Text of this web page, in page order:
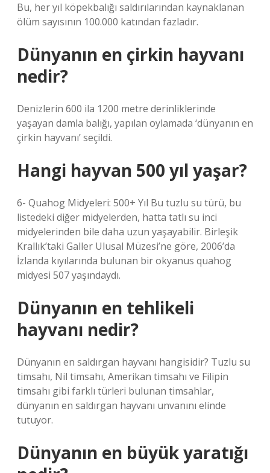
Bu, her yıl köpekbalığı saldırılarından kaynaklanan
ölüm sayısının 100.000 katından fazladır.
Dünyanın en çirkin hayvanı
nedir?
Denizlerin 600 ila 1200 metre derinliklerinde
yaşayan damla balığı, yapılan oylamada ‘dünyanın en
çirkin hayvanı’ seçildi.
Hangi hayvan 500 yıl yaşar?
6- Quahog Midyeleri: 500+ Yıl Bu tuzlu su türü, bu
listedeki diğer midyelerden, hatta tatlı su inci
midyelerinden bile daha uzun yaşayabilir. Birleşik
Krallık’taki Galler Ulusal Müzesi’ne göre, 2006’da
İzlanda kıyılarında bulunan bir okyanus quahog
midyesi 507 yaşındaydı.
Dünyanın en tehlikeli
hayvanı nedir?
Dünyanın en saldırgan hayvanı hangisidir? Tuzlu su
timsahı, Nil timsahı, Amerikan timsahı ve Filipin
timsahı gibi farklı türleri bulunan timsahlar,
dünyanın en saldırgan hayvanı unvanını elinde
tutuyor.
Dünyanın en büyük yaratığı